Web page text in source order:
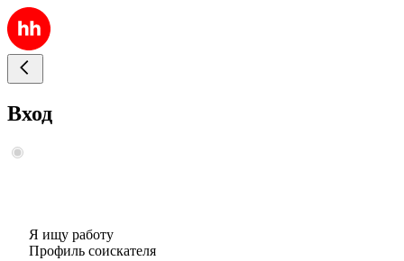
Вход
Я ищу работу
Профиль соискателя